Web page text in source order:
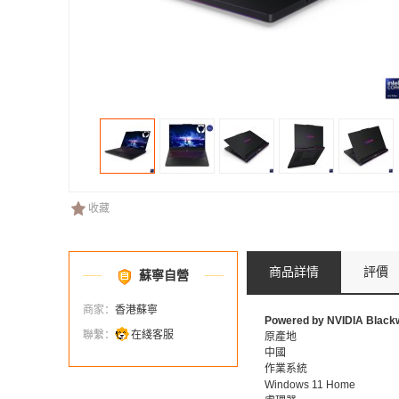
收藏
蘇寧自營
商家： 香港蘇寧
聯繫：
在綫客服
商品詳情 評價
Powered by NVIDIA
原產地
中國
作業系統
Windows 11 Home